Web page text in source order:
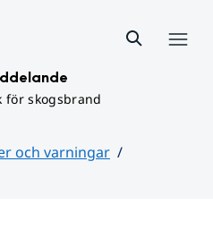
för skogsbrand
och varningar